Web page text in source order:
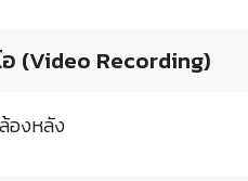
(Video Recording)
องหลัง